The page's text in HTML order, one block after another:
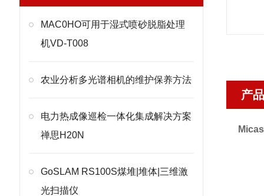
MAC0HO可用于湿式喷砂脱脂处理
机VD-T008
农业分析多光谱相机的维护保养方法
电力热成像巡检一体化集成解决方案
禅思H20N
GoSLAM RS100S煤堆|堆体|三维激
光扫描仪
产